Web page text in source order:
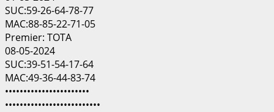
SUC:59-26-64-78-77
MAC:88-85-22-71-05
Premier: TOTA
08-05-2024
SUC:39-51-54-17-64
MAC:49-36-44-83-74
•••••••••••••••••••••••
••••••••••••••••••••••••••